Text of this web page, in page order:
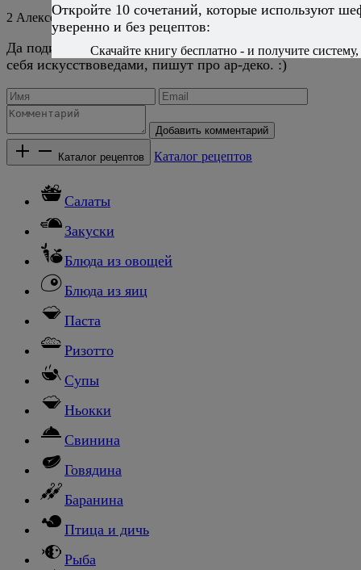
2 Алексей Онегин 10 марта 2014Ответить
Да поди разбери. Я не искусствовед, а те, кто считает
себя искусствоведами, пишут про ар-деко. :)
Добавить комментарий
Каталог рецептов Каталог рецептов
Салаты
Закуски
Блюда из овощей
Блюда из яиц
Паста
Ризотто
Супы
Ньокки
Свинина
Говядина
Баранина
Птица и дичь
Рыба
Откройте 10 сочетаний, которые используют
уверенно и без рецептов:
Скачайте книгу бесплатно - и получите систему,